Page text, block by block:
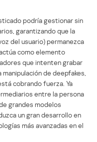
podría gestionar sin
garantizando que la
del usuario) permanezca
como elemento
que intenten grabar
de deepfakes,
cobrando fuerza. Ya
entre la persona
grandes modelos
un gran desarrollo en
más avanzadas en el